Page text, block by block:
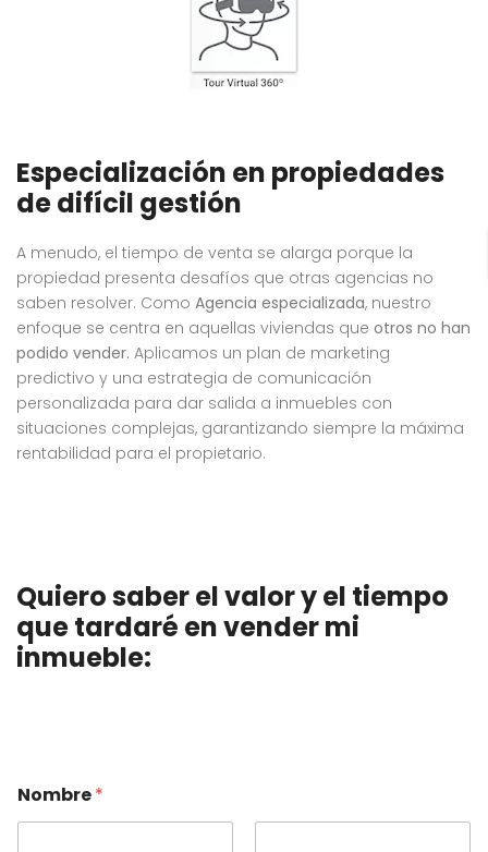
Especialización en propiedades
de difícil gestión
A menudo, el tiempo de venta se alarga porque la
propiedad presenta desafíos que otras agencias no
saben resolver. Como Agencia especializada, nuestro
enfoque se centra en aquellas viviendas que otros no han
podido vender. Aplicamos un plan de marketing
predictivo y una estrategia de comunicación
personalizada para dar salida a inmuebles con
situaciones complejas, garantizando siempre la máxima
rentabilidad para el propietario.
Quiero saber el valor y el tiempo
que tardaré en vender mi
inmueble:
Nombre*